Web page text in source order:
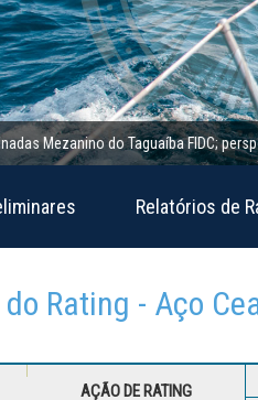
do Taguaíba FIDC; perspectiva
Relatórios de
Rating - Aço
AÇÃO DE RATING